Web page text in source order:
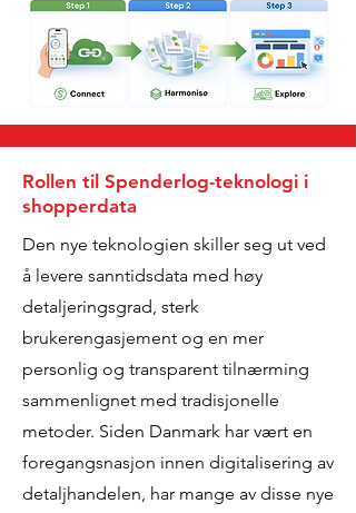
Rollen til Spenderlog-teknologi i
shopperdata
Den nye teknologien skiller seg ut ved
å levere sanntidsdata med høy
detaljeringsgrad, sterk
brukerengasjement og en mer
personlig og transparent tilnærming
sammenlignet med tradisjonelle
metoder. Siden Danmark har vært en
foregangsnasjon innen digitalisering av
detaljhandelen, har mange av disse nye